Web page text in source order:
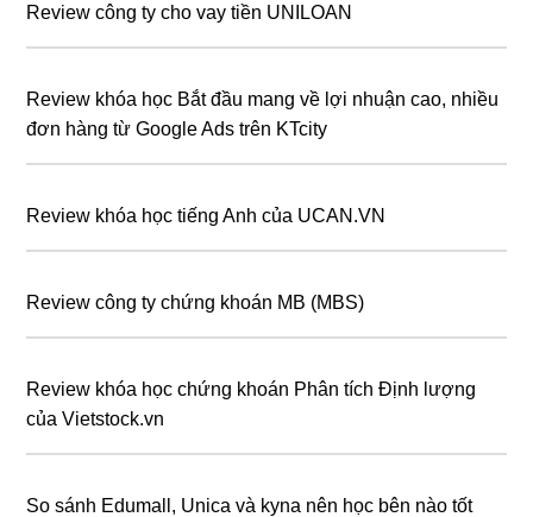
Review công ty cho vay tiền UNILOAN
Review khóa học Bắt đầu mang về lợi nhuận cao, nhiều
đơn hàng từ Google Ads trên KTcity
Review khóa học tiếng Anh của UCAN.VN
Review công ty chứng khoán MB (MBS)
Review khóa học chứng khoán Phân tích Định lượng
của Vietstock.vn
So sánh Edumall, Unica và kyna nên học bên nào tốt